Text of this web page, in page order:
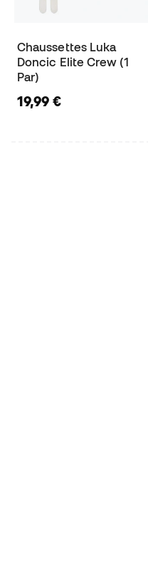
Chaussettes Luka
Doncic Elite Crew (1
Par)
19,99 €